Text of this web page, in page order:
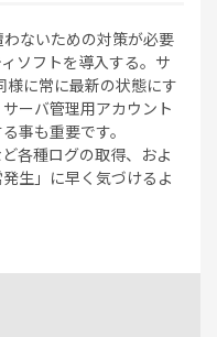
ないための対策が必要
ソフトを導入する。サ
様に常に最新の状態にす
ーバ管理用アカウント
事も重要です。
各種ログの取得、およ
生」に早く気づけるよ